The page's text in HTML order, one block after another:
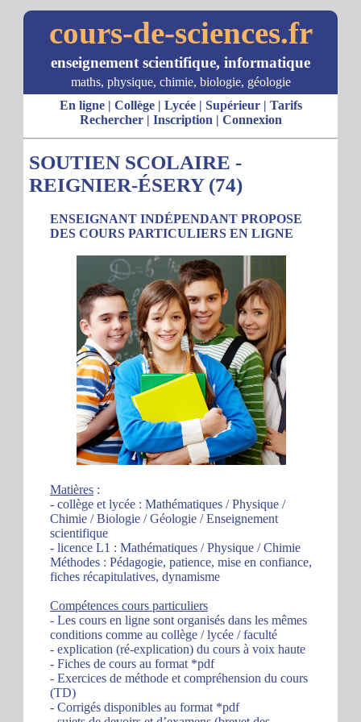
cours-de-sciences.fr
enseignement scientifique, informatique
maths, physique, chimie, biologie, géologie
En ligne| Collège| Lycée| Supérieur| Tarifs
Rechercher| Inscription | Connexion
SOUTIEN SCOLAIRE -
REIGNIER-ÉSERY (74)
ENSEIGNANT INDÉPENDANT PROPOSE
DES COURS PARTICULIERS EN LIGNE
Matières :
- collège et lycée : Mathématiques / Physique /
Chimie / Biologie / Géologie / Enseignement
scientifique
- licence L1 : Mathématiques / Physique / Chimie
Méthodes : Pédagogie, patience, mise en confiance,
fiches récapitulatives, dynamisme
Compétences cours particuliers
- Les cours en ligne sont organisés dans les mêmes
conditions comme au collège / lycée / faculté
- explication (ré-explication) du cours à voix haute
- Fiches de cours au format *pdf
- Exercices de méthode et compréhension du cours
(TD)
- Corrigés disponibles au format *pdf